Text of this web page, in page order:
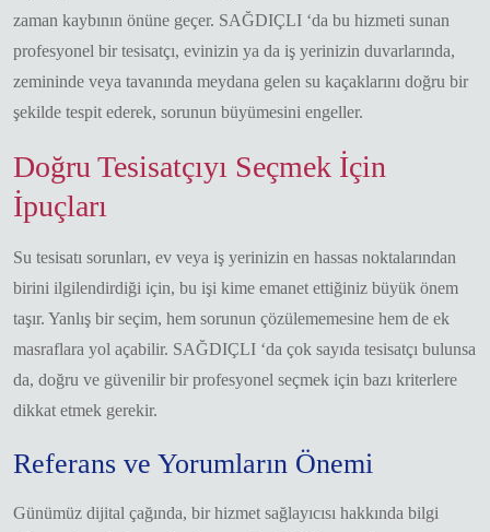
zaman kaybının önüne geçer. SAĞDIÇLI ‘da bu hizmeti sunan
profesyonel bir tesisatçı, evinizin ya da iş yerinizin duvarlarında,
zemininde veya tavanında meydana gelen su kaçaklarını doğru bir
şekilde tespit ederek, sorunun büyümesini engeller.
Doğru Tesisatçıyı Seçmek İçin
İpuçları
Su tesisatı sorunları, ev veya iş yerinizin en hassas noktalarından
birini ilgilendirdiği için, bu işi kime emanet ettiğiniz büyük önem
taşır. Yanlış bir seçim, hem sorunun çözülememesine hem de ek
masraflara yol açabilir. SAĞDIÇLI ‘da çok sayıda tesisatçı bulunsa
da, doğru ve güvenilir bir profesyonel seçmek için bazı kriterlere
dikkat etmek gerekir.
Referans ve Yorumların Önemi
Günümüz dijital çağında, bir hizmet sağlayıcısı hakkında bilgi